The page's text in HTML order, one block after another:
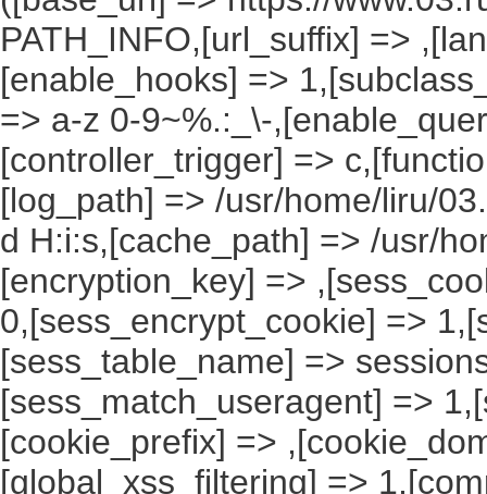
PATH_INFO,[url_suffix] =>
[enable_hooks] =>
=> a-z 0-9~%.:_\-
[controller_trigger] =>
[log_path] => /usr/home/liru/
d H:i:s,[cache_path] => /usr/
[encryption_key] =>
0,[sess_encrypt_cookie] =>
[sess_table_name] =>
[sess_match_useragent] =>
[cookie_prefix] =>
[global_xss_filtering] =>